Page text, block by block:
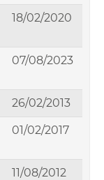
18/02/2020
07/08/2023
26/02/2013
01/02/2017
11/08/2012